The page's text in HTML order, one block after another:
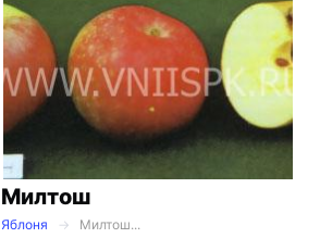
Милтош
Яблоня
Милтош...